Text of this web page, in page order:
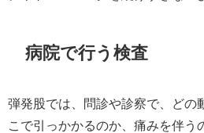
病院で行う検査
弾発股では、問診や診察で、どの
こで引っかかるのか、痛みを伴う